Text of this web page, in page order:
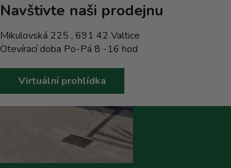
Navštivte naši prodejnu
Mikulovská 225 , 691 42 Valtice
Otevírací doba Po-Pá 8 -16 hod
Virtuální prohlídka